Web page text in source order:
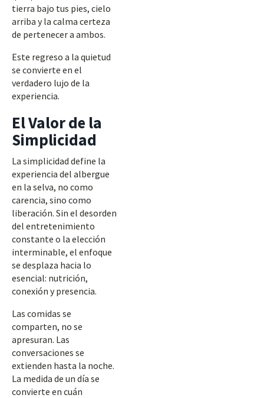
tierra bajo tus pies, cielo
arriba y la calma certeza
de pertenecer a ambos.
Este regreso a la quietud
se convierte en el
verdadero lujo de la
experiencia.
El Valor de la
Simplicidad
La simplicidad define la
experiencia del albergue
en la selva, no como
carencia, sino como
liberación. Sin el desorden
del entretenimiento
constante o la elección
interminable, el enfoque
se desplaza hacia lo
esencial: nutrición,
conexión y presencia.
Las comidas se
comparten, no se
apresuran. Las
conversaciones se
extienden hasta la noche.
La medida de un día se
convierte en cuán